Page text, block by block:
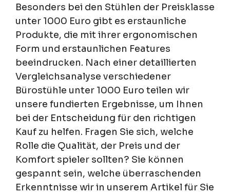
Besonders bei den Stühlen der Preisklasse
unter 1000 Euro gibt es erstaunliche
Produkte, die mit ihrer ergonomischen
Form und erstaunlichen Features
beeindrucken. Nach einer detaillierten
Vergleichsanalyse verschiedener
Bürostühle unter 1000 Euro teilen wir
unsere fundierten Ergebnisse, um Ihnen
bei der Entscheidung für den richtigen
Kauf zu helfen. Fragen Sie sich, welche
Rolle die Qualität, der Preis und der
Komfort spieler sollten? Sie können
gespannt sein, welche überraschenden
Erkenntnisse wir in unserem Artikel für Sie